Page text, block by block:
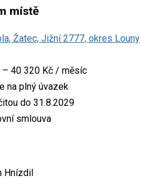
místě
Žatec, Jižní 2777, okres Louny
– 40 320 Kč / měsíc
na plný úvazek
do 31.8.2029
smlouva
Hnízdil